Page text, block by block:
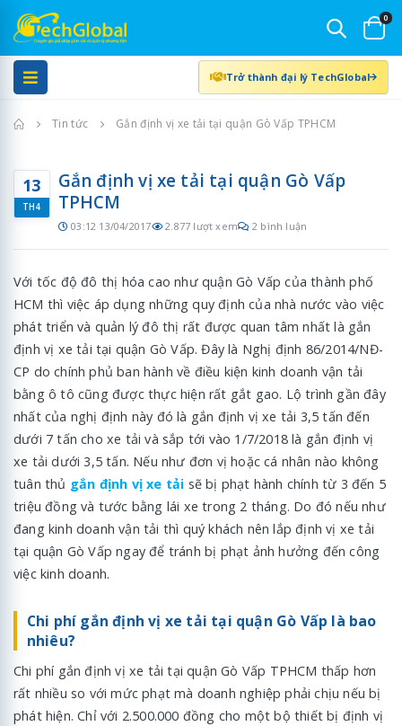
0
Trở thành đại lý TechGlobal
Trang chủ
Tin tức Gắn định vị xe tải tại quận Gò Vấp TPHCM
13
TH4
Gắn định vị xe tải tại quận Gò Vấp
TPHCM
03:12 13/04/2017 2.877 lượt xem 2 bình luận
Với tốc độ đô thị hóa cao như quận Gò Vấp của thành phố
HCM thì việc áp dụng những quy định của nhà nước vào việc
phát triển và quản lý đô thị rất được quan tâm nhất là gắn
định vị xe tải tại quận Gò Vấp. Đây là Nghị định 86/2014/NĐ-
CP do chính phủ ban hành về điều kiện kinh doanh vận tải
bằng ô tô cũng được thực hiện rất gắt gao. Lộ trình gần đây
nhất của nghị định này đó là gắn định vị xe tải 3,5 tấn đến
dưới 7 tấn cho xe tải và sắp tới vào 1/7/2018 là gắn định vị
xe tải dưới 3,5 tấn. Nếu như đơn vị hoặc cá nhân nào không
tuân thủ gắn định vị xe tải sẽ bị phạt hành chính từ 3 đến 5
triệu đồng và tước bằng lái xe trong 2 tháng. Do đó nếu như
đang kinh doanh vận tải thì quý khách nên lắp định vị xe tải
tại quận Gò Vấp ngay để tránh bị phạt ảnh hưởng đến công
việc kinh doanh.
Chi phí gắn định vị xe tải tại quận Gò Vấp là bao
nhiêu?
Chi phí gắn định vị xe tải tại quận Gò Vấp TPHCM thấp hơn
rất nhiều so với mức phạt mà doanh nghiệp phải chịu nếu bị
phát hiện. Chỉ với 2.500.000 đồng cho một bộ thiết bị định vị